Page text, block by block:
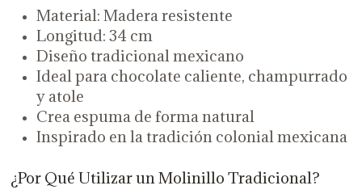
Material: Madera resistente
Longitud: 34 cm
Diseño tradicional mexicano
Ideal para chocolate caliente, champurrado
y atole
Crea espuma de forma natural
Inspirado en la tradición colonial mexicana
¿Por Qué Utilizar un Molinillo Tradicional?